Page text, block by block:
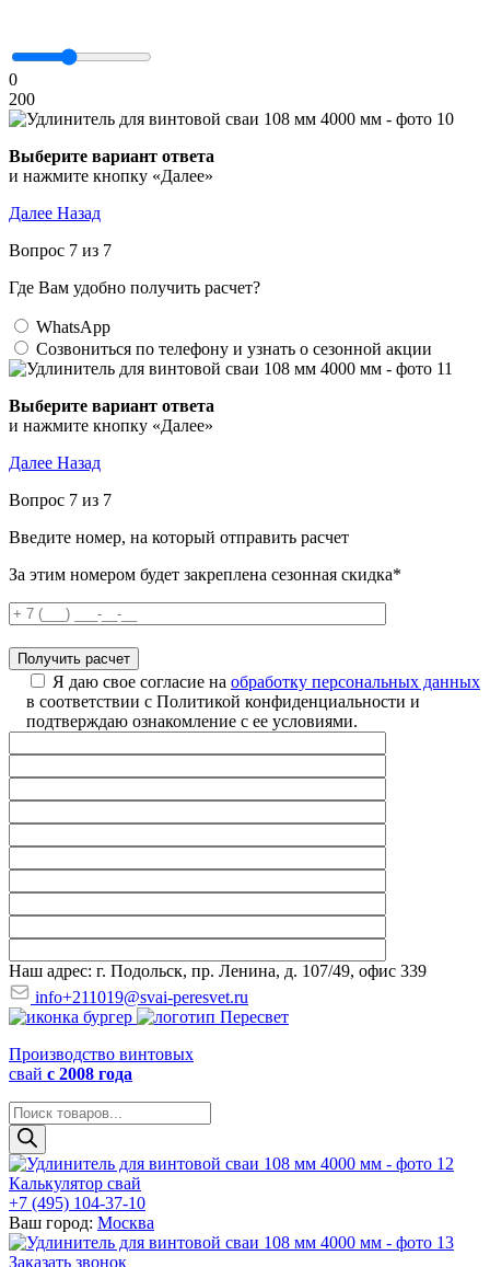
0
200
Выберите вариант ответа
и нажмите кнопку «Далее»
Далее Назад
Вопрос 7 из 7
Где Вам удобно получить расчет?
WhatsApp
Созвониться по телефону и узнать о сезонной акции
Выберите вариант ответа
и нажмите кнопку «Далее»
Далее Назад
Вопрос 7 из 7
Введите номер, на который отправить расчет
За этим номером будет закреплена сезонная скидка*
Я даю свое согласие на обработку персональных данных
в соответствии с Политикой конфиденциальности и
подтверждаю ознакомление с ее условиями.
Наш адрес: г. Подольск, пр. Ленина, д. 107/49, офис 339
info+211019@svai-peresvet.ru
Производство винтовых
свай с 2008 года
Поиск
товаров
Калькулятор свай
+7 (495) 104-37-10
Ваш город: Москва
Заказать звонок